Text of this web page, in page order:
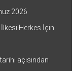
2026
Herkes İçin
açısından